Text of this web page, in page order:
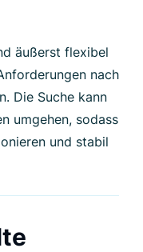
äußerst flexibel
nach
Die Suche kann
umgehen, sodass
und stabil